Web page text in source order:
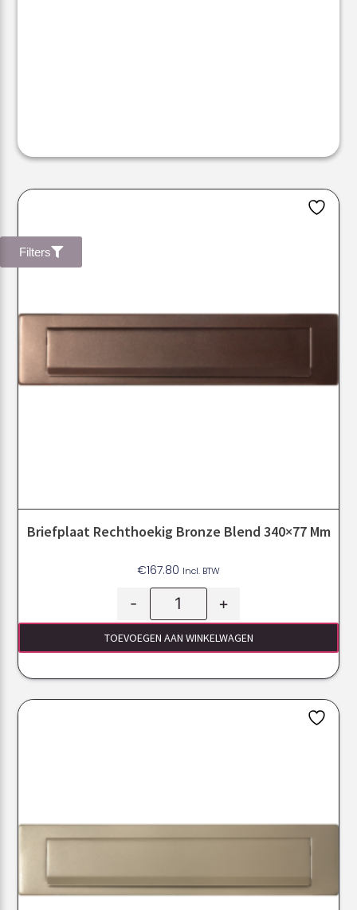
Filters
Briefplaat Rechthoekig Bronze Blend 340×77 Mm
€167.80 Incl. BTW
- +
TOEVOEGEN AAN WINKELWAGEN